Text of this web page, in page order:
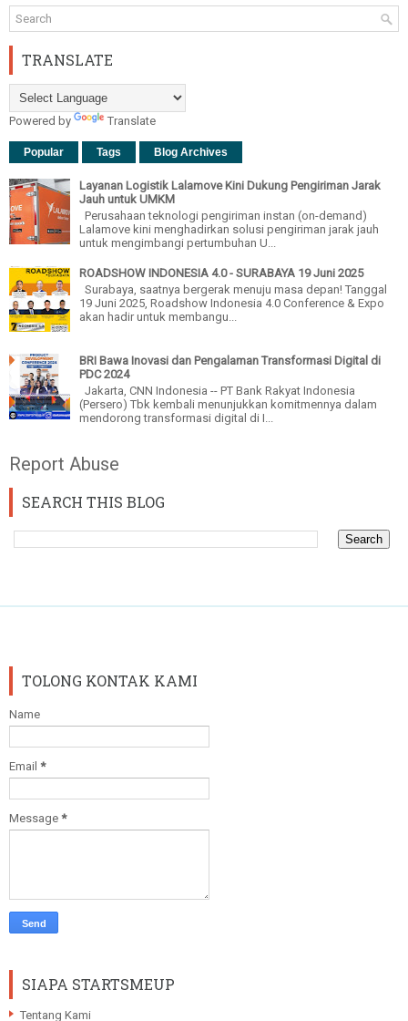
TRANSLATE
Powered by Translate
Popular Tags Blog Archives
Layanan Logistik Lalamove Kini Dukung Pengiriman Jarak
Jauh untuk UMKM
Perusahaan teknologi pengiriman instan (on-demand)
Lalamove kini menghadirkan solusi pengiriman jarak jauh
untuk mengimbangi pertumbuhan U...
ROADSHOW INDONESIA 4.0 - SURABAYA 19 Juni 2025
Surabaya, saatnya bergerak menuju masa depan! Tanggal
19 Juni 2025, Roadshow Indonesia 4.0 Conference & Expo
akan hadir untuk membangu...
BRI Bawa Inovasi dan Pengalaman Transformasi Digital di
PDC 2024
Jakarta, CNN Indonesia -- PT Bank Rakyat Indonesia
(Persero) Tbk kembali menunjukkan komitmennya dalam
mendorong transformasi digital di I...
Report Abuse
SEARCH THIS BLOG
TOLONG KONTAK KAMI
Name
Email *
Message *
SIAPA STARTSMEUP
Tentang Kami